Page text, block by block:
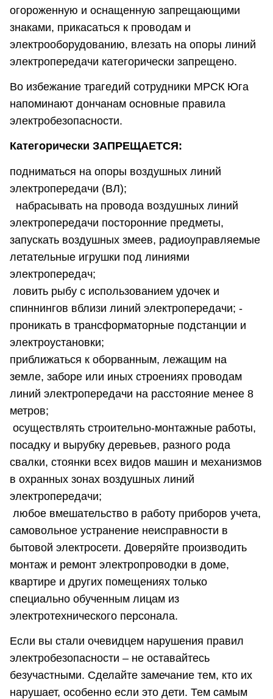
огороженную и оснащенную запрещающими
знаками, прикасаться к проводам и
электрооборудованию, влезать на опоры линий
электропередачи категорически запрещено.
Во избежание трагедий сотрудники МРСК Юга
напоминают дончанам основные правила
электробезопасности.
Категорически ЗАПРЕЩАЕТСЯ:
подниматься на опоры воздушных линий
электропередачи (ВЛ);
набрасывать на провода воздушных линий
электропередачи посторонние предметы,
запускать воздушных змеев, радиоуправляемые
летательные игрушки под линиями
электропередач;
ловить рыбу с использованием удочек и
спиннингов вблизи линий электропередачи; -
проникать в трансформаторные подстанции и
электроустановки;
приближаться к оборванным, лежащим на
земле, заборе или иных строениях проводам
линий электропередачи на расстояние менее 8
метров;
осуществлять строительно-монтажные работы,
посадку и вырубку деревьев, разного рода
свалки, стоянки всех видов машин и механизмов
в охранных зонах воздушных линий
электропередачи;
любое вмешательство в работу приборов учета,
самовольное устранение неисправности в
бытовой электросети. Доверяйте производить
монтаж и ремонт электропроводки в доме,
квартире и других помещениях только
специально обученным лицам из
электротехнического персонала.
Если вы стали очевидцем нарушения правил
электробезопасности – не оставайтесь
безучастными. Сделайте замечание тем, кто их
нарушает, особенно если это дети. Тем самым